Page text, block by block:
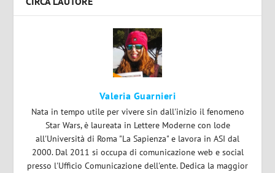
Valeria Guarnieri
Nata in tempo utile per vivere sin dall'inizio il fenomeno
Star Wars, è laureata in Lettere Moderne con lode
all'Università di Roma "La Sapienza" e lavora in ASI dal
2000. Dal 2011 si occupa di comunicazione web e social
presso l'Ufficio Comunicazione dell'ente. Dedica la maggior